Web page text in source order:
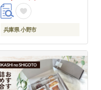
い)】
兵庫県 小野市